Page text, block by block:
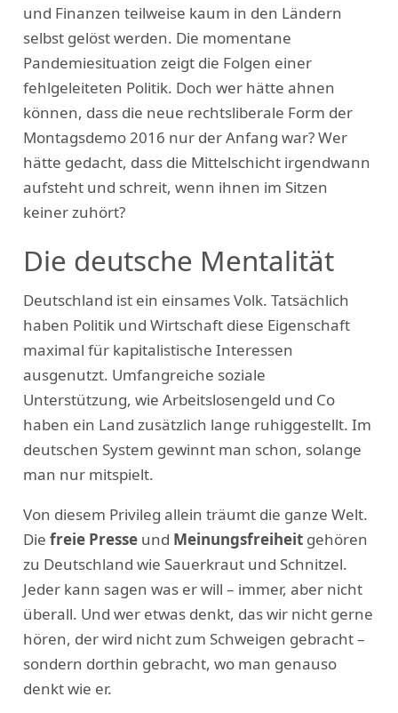
und Finanzen teilweise kaum in den Ländern
selbst gelöst werden. Die momentane
Pandemiesituation zeigt die Folgen einer
fehlgeleiteten Politik. Doch wer hätte ahnen
können, dass die neue rechtsliberale Form der
Montagsdemo 2016 nur der Anfang war? Wer
hätte gedacht, dass die Mittelschicht irgendwann
aufsteht und schreit, wenn ihnen im Sitzen
keiner zuhört?
Die deutsche Mentalität
Deutschland ist ein einsames Volk. Tatsächlich
haben Politik und Wirtschaft diese Eigenschaft
maximal für kapitalistische Interessen
ausgenutzt. Umfangreiche soziale
Unterstützung, wie Arbeitslosengeld und Co
haben ein Land zusätzlich lange ruhiggestellt. Im
deutschen System gewinnt man schon, solange
man nur mitspielt.
Von diesem Privileg allein träumt die ganze Welt.
Die freie Presseund Meinungsfreiheitgehören
zu Deutschland wie Sauerkraut und Schnitzel.
Jeder kann sagen was er will – immer, aber nicht
überall. Und wer etwas denkt, das wir nicht gerne
hören, der wird nicht zum Schweigen gebracht –
sondern dorthin gebracht, wo man genauso
denkt wie er.